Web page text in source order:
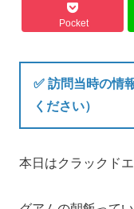
Pocket
✅ 訪問当時の情
ください）
本日はクラックド